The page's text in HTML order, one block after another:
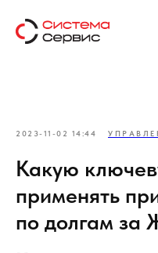
2023-11-02 14:44
Какую
применять
по долгам за